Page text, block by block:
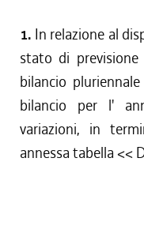
1. In relazione al
stato di
bilancio
bilancio per l'
variazioni, in
annessa tabella <<